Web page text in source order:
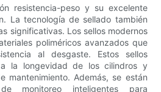
resistencia-peso y su excelente
La tecnología de sellado también
significativas. Los sellos modernos
poliméricos avanzados que
al desgaste. Estos sellos
a la longevidad de los cilindros y
mantenimiento. Además, se están
monitoreo inteligentes para